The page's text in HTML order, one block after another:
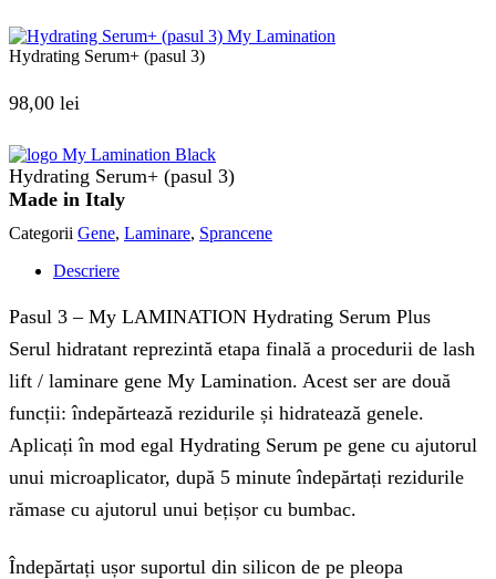
Hydrating Serum+ (pasul 3)
98,00 lei
Hydrating Serum+ (pasul 3)
Made in Italy
Categorii Gene, Laminare, Sprancene
Descriere
Pasul 3 – My LAMINATION Hydrating Serum Plus
Serul hidratant reprezintă etapa finală a procedurii de lash
lift / laminare gene My Lamination. Acest ser are două
funcții: îndepărtează rezidurile și hidratează genele.
Aplicați în mod egal Hydrating Serum pe gene cu ajutorul
unui microaplicator, după 5 minute îndepărtați rezidurile
rămase cu ajutorul unui bețișor cu bumbac.
Îndepărtați ușor suportul din silicon de pe pleopa